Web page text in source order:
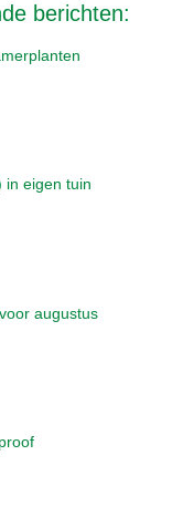
berichten:
in eigen tuin
augustus